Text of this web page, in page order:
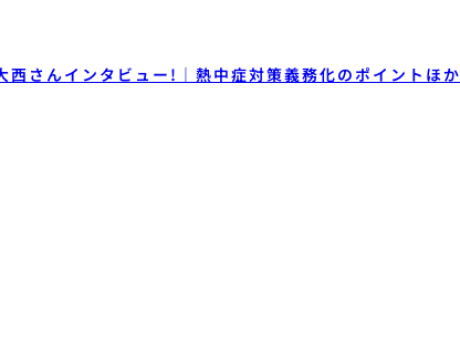
さんインタビュー!｜熱中症対策義務化のポイントほか